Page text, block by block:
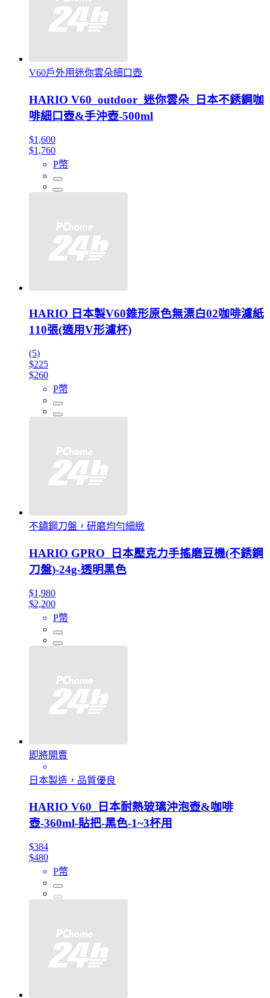
V60戶外用迷你雲朵細口壺
HARIO V60_outdoor_迷你雲朵_日本不銹鋼咖
啡細口壺&手沖壺-500ml
$1,600
$1,760
P幣
HARIO 日本製V60錐形原色無漂白02咖啡濾紙
110張(適用V形濾杯)
(5)
$225
$260
P幣
不鏽鋼刀盤，研磨均勻細緻
HARIO GPRO_日本壓克力手搖磨豆機(不銹鋼
刀盤)-24g-透明黑色
$1,980
$2,200
P幣
即將開賣
日本製造，品質優良
HARIO V60_日本耐熱玻璃沖泡壺&咖啡
壺-360ml-貼把-黑色-1~3杯用
$384
$480
P幣